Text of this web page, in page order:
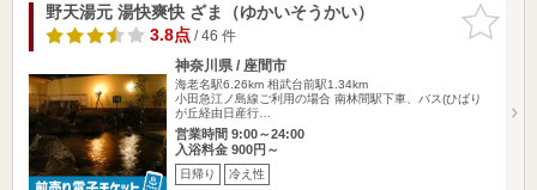
お気に入
りに追加
野天湯元 湯快爽快 ざま（ゆかいそうかい）
3.8点/ 46 件
神奈川県 / 座間市
海老名駅6.26km 相武台前駅1.34km
小田急江ノ島線ご利用の場合 南林間駅下車、バス(ひばり
が丘経由日産行…
営業時間 9:00～24:00
入浴料金 900円～
日帰り 冷え性